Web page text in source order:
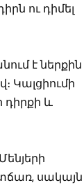
ու դիմել
է ներքին
Կալցիումի
դիրքի և
սակայն